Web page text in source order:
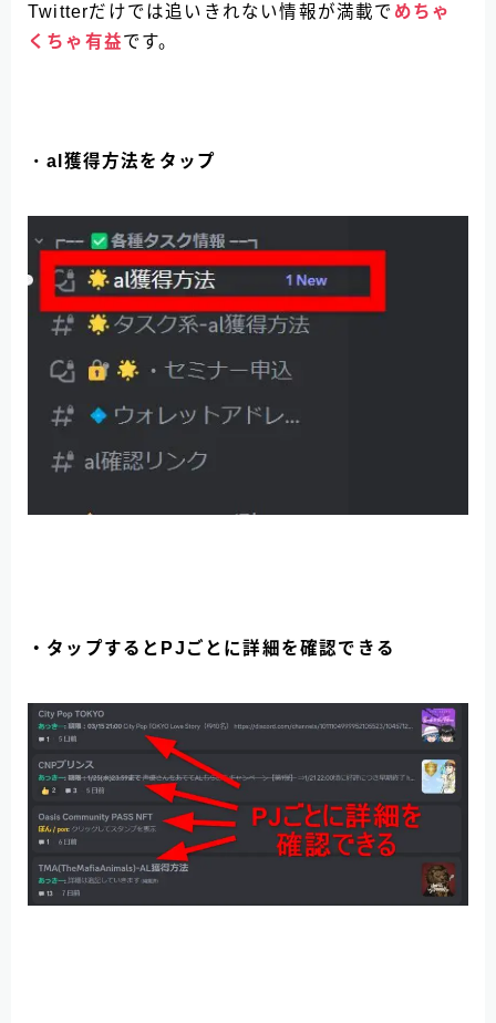
Twitterだけでは追いきれない情報が満載で めちゃ
くちゃ有益です。
・al獲得方法をタップ
・タップするとPJごとに詳細を確認できる